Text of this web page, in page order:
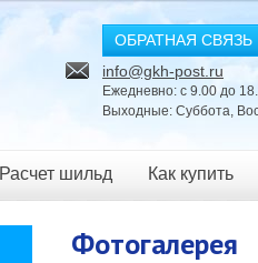
ОБРАТНАЯ СВЯЗЬ
info@gkh-post.ru
Ежедневно: с 9.00 до
Выходные: Суббота,
Расчет шильд Как купить
Фотогалерея